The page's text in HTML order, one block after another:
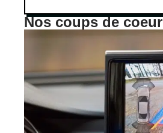
Nos coups de coeur